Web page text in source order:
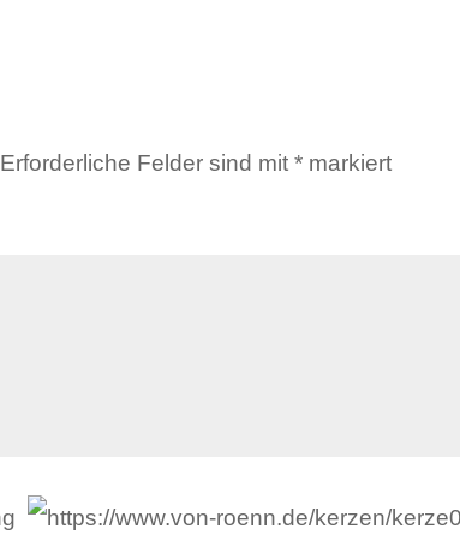
Erforderliche Felder sind mit* markiert